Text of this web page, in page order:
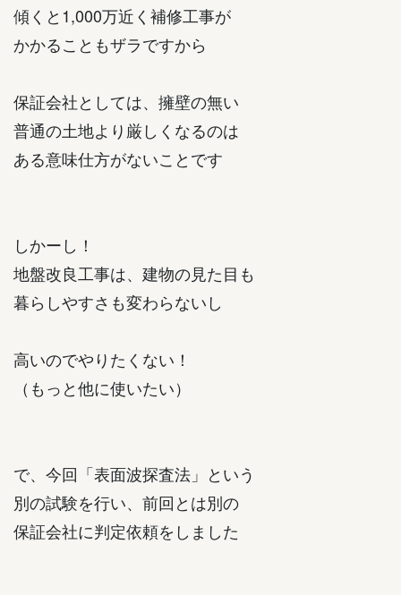
傾くと1,000万近く補修工事が
かかることもザラですから
保証会社としては、擁壁の無い
普通の土地より厳しくなるのは
ある意味仕方がないことです
しかーし！
地盤改良工事は、建物の見た目も
暮らしやすさも変わらないし
高いのでやりたくない！
（もっと他に使いたい）
で、今回「表面波探査法」という
別の試験を行い、前回とは別の
保証会社に判定依頼をしました